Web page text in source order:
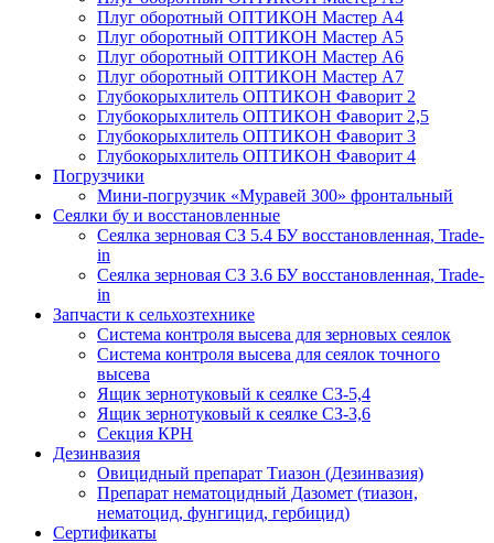
Плуг оборотный ОПТИКОН Мастер А4
Плуг оборотный ОПТИКОН Мастер А5
Плуг оборотный ОПТИКОН Мастер А6
Плуг оборотный ОПТИКОН Мастер А7
Глубокорыхлитель ОПТИКОН Фаворит 2
Глубокорыхлитель ОПТИКОН Фаворит 2,5
Глубокорыхлитель ОПТИКОН Фаворит 3
Глубокорыхлитель ОПТИКОН Фаворит 4
Погрузчики
Мини-погрузчик «Муравей 300» фронтальный
Сеялки бу и восстановленные
Сеялка зерновая СЗ 5.4 БУ восстановленная, Trade-
in
Сеялка зерновая СЗ 3.6 БУ восстановленная, Trade-
in
Запчасти к сельхозтехнике
Система контроля высева для зерновых сеялок
Система контроля высева для сеялок точного
высева
Ящик зернотуковый к сеялке СЗ-5,4
Ящик зернотуковый к сеялке СЗ-3,6
Секция КРН
Дезинвазия
Овицидный препарат Тиазон (Дезинвазия)
Препарат нематоцидный Дазомет (тиазон,
нематоцид, фунгицид, гербицид)
Сертификаты